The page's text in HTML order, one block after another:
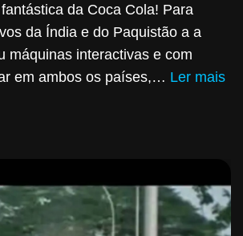
da Coca Cola! Para
da Índia e do Paquistão a a
máquinas interactivas e com
em ambos os países,… Ler mais